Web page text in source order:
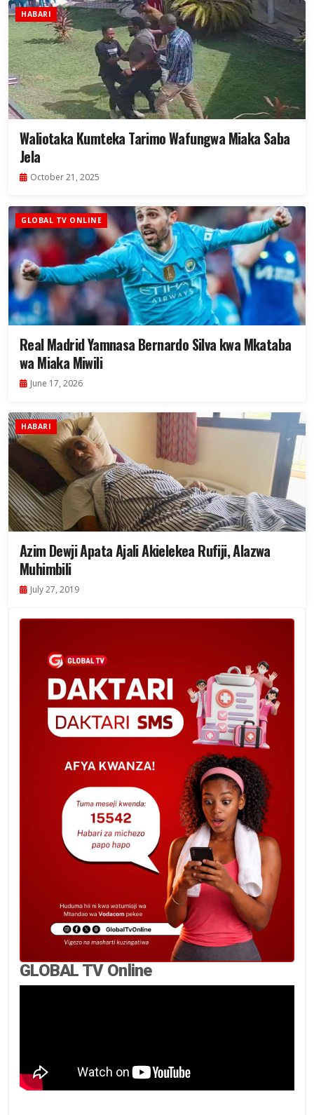
HABARI
Waliotaka Kumteka Tarimo Wafungwa Miaka Saba
Jela
October 21, 2025
GLOBAL TV ONLINE
Real Madrid Yamnasa Bernardo Silva kwa Mkataba
wa Miaka Miwili
June 17, 2026
HABARI
Azim Dewji Apata Ajali Akielekea Rufiji, Alazwa
Muhimbili
July 27, 2019
GLOBAL TV Online